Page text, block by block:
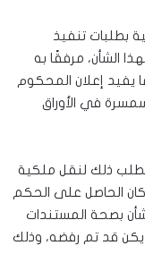
بطلبات تنفيذ
الشأن، مرفقًا به
يفيد إعلان المحكوم
في الأوراق
ذلك لنقل ملكية
كان الحاصل على الحكم
بصحة المستندات
يكن قد تم رفضه، وذلك